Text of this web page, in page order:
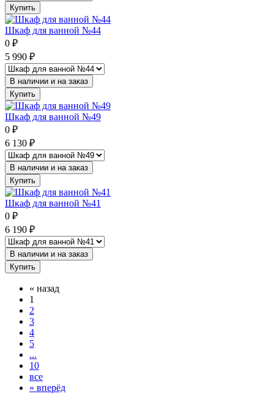
Купить
Шкаф для ванной №44
0 ₽
5 990 ₽
В наличии и на заказ
Купить
Шкаф для ванной №49
0 ₽
6 130 ₽
В наличии и на заказ
Купить
Шкаф для ванной №41
0 ₽
6 190 ₽
В наличии и на заказ
Купить
« назад
1
2
3
4
5
...
10
все
» вперёд